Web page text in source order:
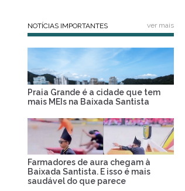
NOTÍCIAS IMPORTANTES ver mais
Praia Grande é a cidade que tem
mais MEIs na Baixada Santista
Farmadores de aura chegam à
Baixada Santista. E isso é mais
saudável do que parece